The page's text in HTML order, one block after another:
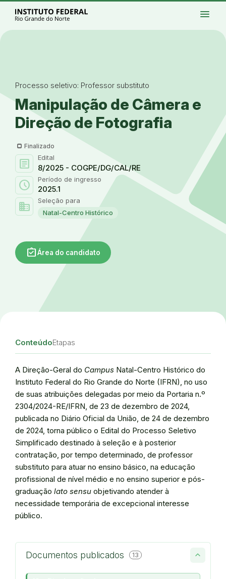
Ir para a página inicial
Ir para a busca
Ir para o conteúdo
Acessibilidade
menu
Menu
Processo seletivo: Professor substituto
Manipulação de Câmera e
Direção de Fotografia
Finalizado
article Edital
8/2025 - COGPE/DG/CAL/RE
schedule Período de ingresso
2025.1
domain
Seleção para
Natal-Centro Histórico
assignment_turned_inÁrea do candidato
ConteúdoEtapas
A Direção-Geral do Campus Natal-Centro Histórico do
Instituto Federal do Rio Grande do Norte (IFRN), no uso
de suas atribuições delegadas por meio da Portaria n.º
2304/2024-RE/IFRN, de 23 de dezembro de 2024,
publicada no Diário Oficial da União, de 24 de dezembro
de 2024, torna público o Edital do Processo Seletivo
Simplificado destinado à seleção e à posterior
contratação, por tempo determinado, de professor
substituto para atuar no ensino básico, na educação
profissional de nível médio e no ensino superior e pós-
graduação lato sensu objetivando atender à
necessidade temporária de excepcional interesse
público.
Documentos publicados 13